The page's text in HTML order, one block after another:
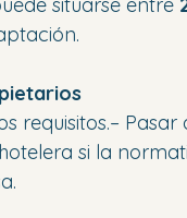
requisitos.–
si la